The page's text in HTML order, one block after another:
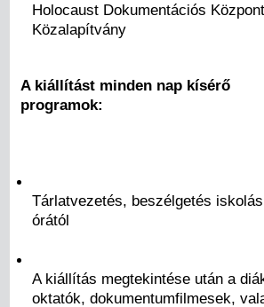
Holocaust Dokumentációs
Közalapítvány
A kiállítást minden nap kísérő
programok:
Tárlatvezetés, beszélgetés
órától
A kiállítás megtekintése után a
oktatók, dokumentumfilmesek,